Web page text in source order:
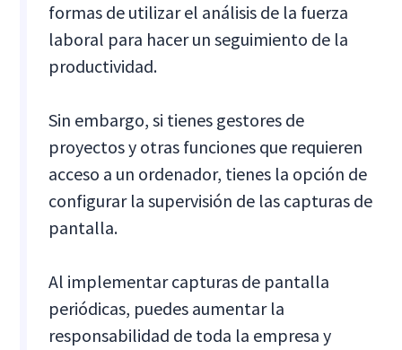
formas de utilizar el análisis de la fuerza
laboral para hacer un seguimiento de la
productividad.
Sin embargo, si tienes gestores de
proyectos y otras funciones que requieren
acceso a un ordenador, tienes la opción de
configurar la supervisión de las capturas de
pantalla.
Al implementar capturas de pantalla
periódicas, puedes aumentar la
responsabilidad de toda la empresa y